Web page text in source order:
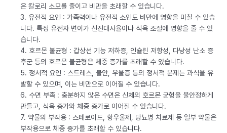
은 칼로리 소모를 줄이고 비만을 초래할 수 있습니다.
3. 유전적 요인 : 가족력이나 유전적 소인도 비만에 영향을 미칠 수 있습
니다. 특정 유전자 변이가 신진대사율이나 식욕 조절에 영향을 줄 수 있
습니다.
4. 호르몬 불균형 : 갑상선 기능 저하증, 인슐린 저항성, 다낭성 난소 증
후군 등의 호르몬 불균형은 체중 증가를 초래할 수 있습니다.
5. 정서적 요인 : 스트레스, 불안, 우울증 등의 정서적 문제는 과식을 유
발할 수 있으며, 이는 비만으로 이어질 수 있습니다.
6. 수면 부족 : 충분하지 않은 수면은 신체의 호르몬 균형을 불안정하게
만들고, 식욕 증가와 체중 증가로 이어질 수 있습니다.
7. 약물의 부작용 : 스테로이드, 항우울제, 당뇨병 치료제 등 일부 약물은
부작용으로 체중 증가를 초래할 수 있습니다.